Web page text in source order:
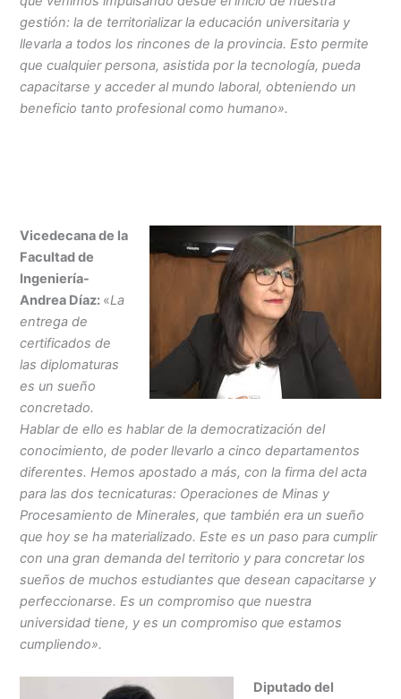
gestión: la de territorializar la educación universitaria y
llevarla a todos los rincones de la provincia. Esto permite
que cualquier persona, asistida por la tecnología, pueda
capacitarse y acceder al mundo laboral, obteniendo un
beneficio tanto profesional como humano».
Vicedecana de la
Facultad de
Ingeniería-
Andrea Díaz: «La
entrega de
certificados de
las diplomaturas
es un sueño
concretado.
Hablar de ello es hablar de la democratización del
conocimiento, de poder llevarlo a cinco departamentos
diferentes. Hemos apostado a más, con la firma del acta
para las dos tecnicaturas: Operaciones de Minas y
Procesamiento de Minerales, que también era un sueño
que hoy se ha materializado. Este es un paso para cumplir
con una gran demanda del territorio y para concretar los
sueños de muchos estudiantes que desean capacitarse y
perfeccionarse. Es un compromiso que nuestra
universidad tiene, y es un compromiso que estamos
cumpliendo».
Diputado del